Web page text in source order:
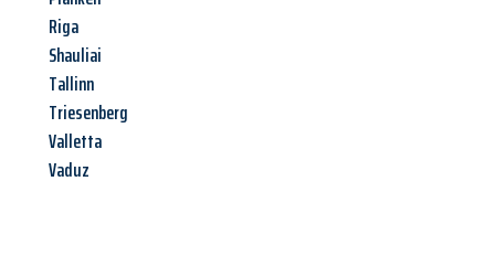
Riga
Shauliai
Tallinn
Triesenberg
Valletta
Vaduz